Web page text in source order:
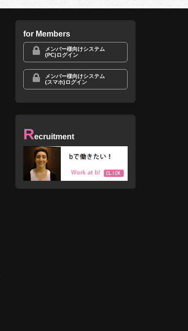
for Members
メンバー様向けシステム
(PC)ログイン
メンバー様向けシステム
(スマホ)ログイン
Recruitment